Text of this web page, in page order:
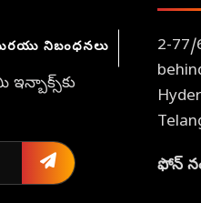
నిబంధనలు
2-77/
ఫోన్